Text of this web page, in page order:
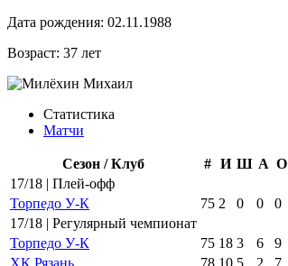
Дата рождения: 02.11.1988
Возраст: 37 лет
Статистика
Матчи
Сезон / Клуб # И Ш А О
17/18 | Плей-офф
Торпедо У-К
75 2 0 0 0
17/18 | Регулярный чемпионат
Торпедо У-К
75 18 3 6 9
ХК Рязань
78 10 5 2 7